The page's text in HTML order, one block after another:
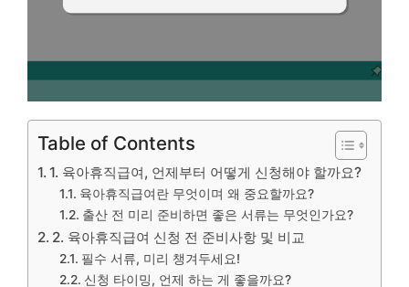
Table of Contents
1. 육아휴직급여, 언제부터 어떻게 신청해야 할까요?
육아휴직급여란 무엇이며 왜 중요할까요?
출산 전 미리 준비하면 좋은 서류는 무엇인가요?
2. 육아휴직급여 신청 전 준비사항 및 비교
필수 서류, 미리 챙겨두세요!
신청 타이밍, 언제 하는 게 좋을까요?